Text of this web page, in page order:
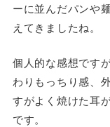
ーに並んだパンや
えてきましたね。
個人的な感想です
わりもっちり感、
すがよく焼けた耳
です。